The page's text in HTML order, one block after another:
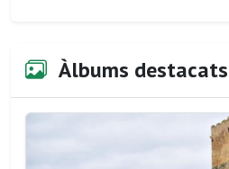
Àlbums destacats